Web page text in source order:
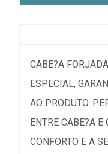
CABE?A
ESPECIAL,
AO PRODUTO.
ENTRE CABE?A E
CONFORTO E A